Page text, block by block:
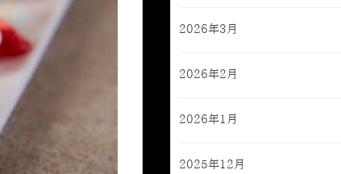
2026年3月
2026年2月
2026年1月
2025年12月